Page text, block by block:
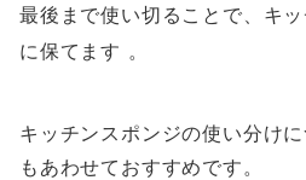
最後まで使い切ることで、キ
に保てます 。
キッチンスポンジの使い分け
もあわせておすすめです。